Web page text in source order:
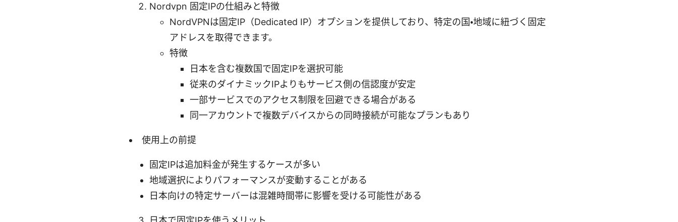
Nordvpn 固定IPの仕組みと特徴
NordVPNは固定IP（Dedicated IP）オプションを提供しており、特定の国・地域に紐づく固定
アドレスを取得できます。
特徴
日本を含む複数国で固定IPを選択可能
従来のダイナミックIPよりもサービス側の信認度が安定
一部サービスでのアクセス制限を回避できる場合がある
同一アカウントで複数デバイスからの同時接続が可能なプランもあり
使用上の前提
固定IPは追加料金が発生するケースが多い
地域選択によりパフォーマンスが変動することがある
日本向けの特定サーバーは混雑時間帯に影響を受ける可能性がある